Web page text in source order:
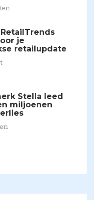
je
retailupdate
Stella leed
miljoenen